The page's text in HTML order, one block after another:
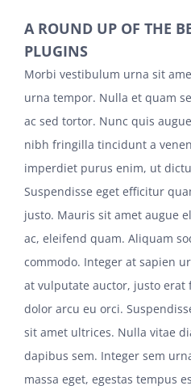
Larger
Image
A ROUND UP OF THE
PLUGINS
Morbi vestibulum urna sit
urna tempor. Nulla et quam
ac sed tortor. Nunc quis
nibh fringilla tincidunt a
imperdiet purus enim, ut
Suspendisse eget efficitur
justo. Mauris sit amet augue
ac, eleifend quam. Aliquam
commodo. Integer at sapien
at vulputate auctor, justo
dolor arcu eu orci.
sit amet ultrices. Nulla vitae
dapibus sem. Integer sem
massa eget, egestas tempus